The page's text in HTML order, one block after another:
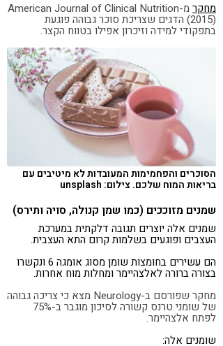
מחקר
מ-American Journal of Clinical Nutrition
(2015) הדגים שצריכת סוכר גבוהה פוגעת
בתפקודי למידה וזיכרון אפילו בטווח הקצר.
הסוכרים והפחמימות המעובדות לא מיטיבים עם
בריאות המוח שלכם. צילום: unsplash
שמנים מזוככים (כמו שמן קנולה, סויה ותירס)
שמנים אלה יוצרים תגובה דלקתית במערכת
העצבים ופוגעים בשלמות קרום התא העצבית.
הם עשירים בחומצות שומן מסוג אומגה 6 ונקשרו
בצורה ברורה לאלצהיימר ומחלות מוח אחרות.
מחקר שפורסם ב-Neurology מצא כי צריכה גבוהה
של שומני טרנס קשורה לסיכון מוגבר ב-75%
לפתח אלצהיימר.
שומנים אלה: